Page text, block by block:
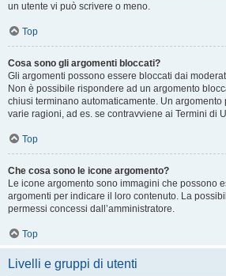
un utente vi può scrivere o meno.
Top
Cosa sono gli argomenti bloccati?
Gli argomenti possono essere bloccati dai
Non è possibile rispondere ad un argomento
chiusi terminano automaticamente. Un
varie ragioni, ad es. se contravviene ai Termini di
Top
Che cosa sono le icone argomento?
Le icone argomento sono immagini che possono
argomenti per indicare il loro contenuto. La
permessi concessi dall’amministratore.
Top
Livelli e gruppi di utenti